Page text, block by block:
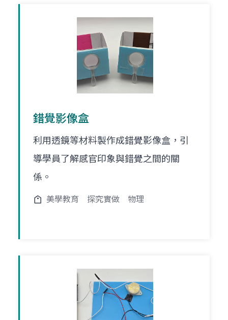
錯覺影像盒
利用透鏡等材料製作成錯覺影像盒，引
導學員了解感官印象與錯覺之間的關
係。
美學教育 探究實做 物理